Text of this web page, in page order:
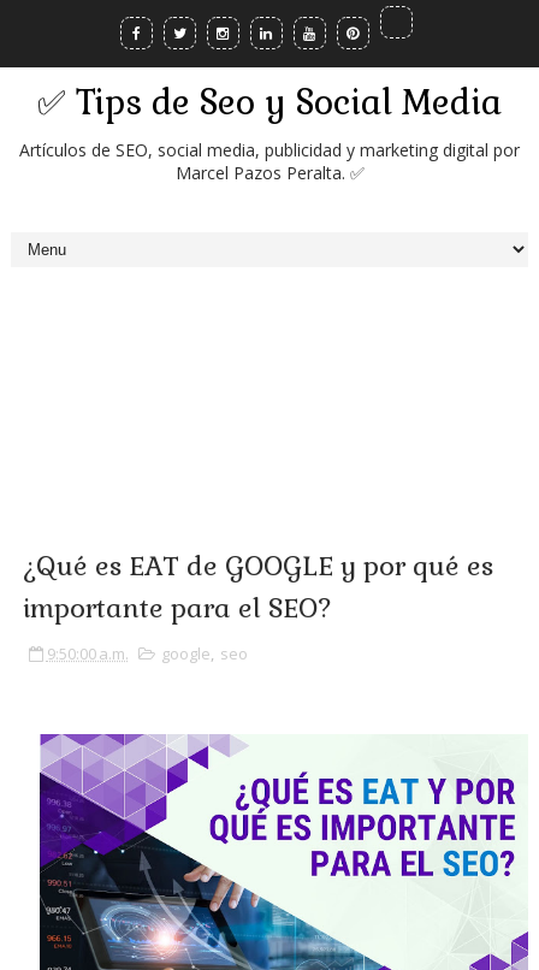
✅ Tips de Seo y Social Media
Artículos de SEO, social media, publicidad y marketing digital por
Marcel Pazos Peralta. ✅
¿Qué es EAT de GOOGLE y por qué es
importante para el SEO?
9:50:00 a.m. google, seo